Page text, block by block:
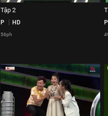
Tập 2
P HD
56ph
P